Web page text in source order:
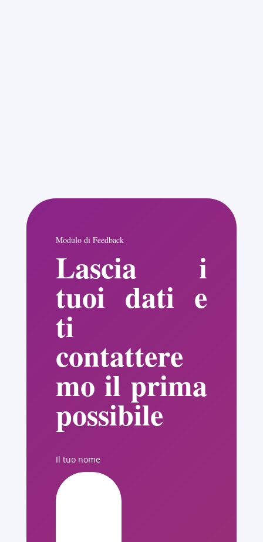
Modulo di Feedback
Lascia i
tuoi dati e
ti
contattere
mo il prima
possibile
Il tuo nome